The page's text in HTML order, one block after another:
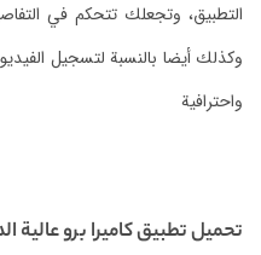
التطبيق، وتجعلك تتحكم في
وكذلك أيضا بالنسبة لتسجيل
واحترافية
تحميل تطبيق كاميرا برو عالية